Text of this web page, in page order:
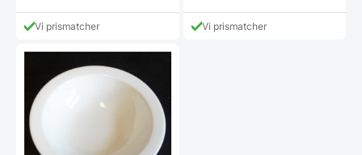
var:
119,00 DKK.
aktuelle
pris
118,00 DKK.
Vi prismatcher Vi prismatcher